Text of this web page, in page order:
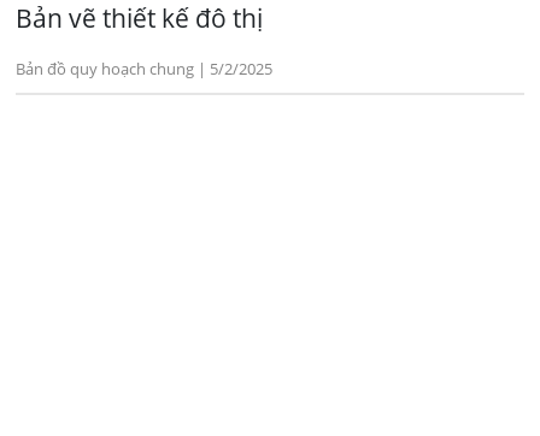
Bản vẽ thiết kế đô thị
Bản đồ quy hoạch chung | 5/2/2025